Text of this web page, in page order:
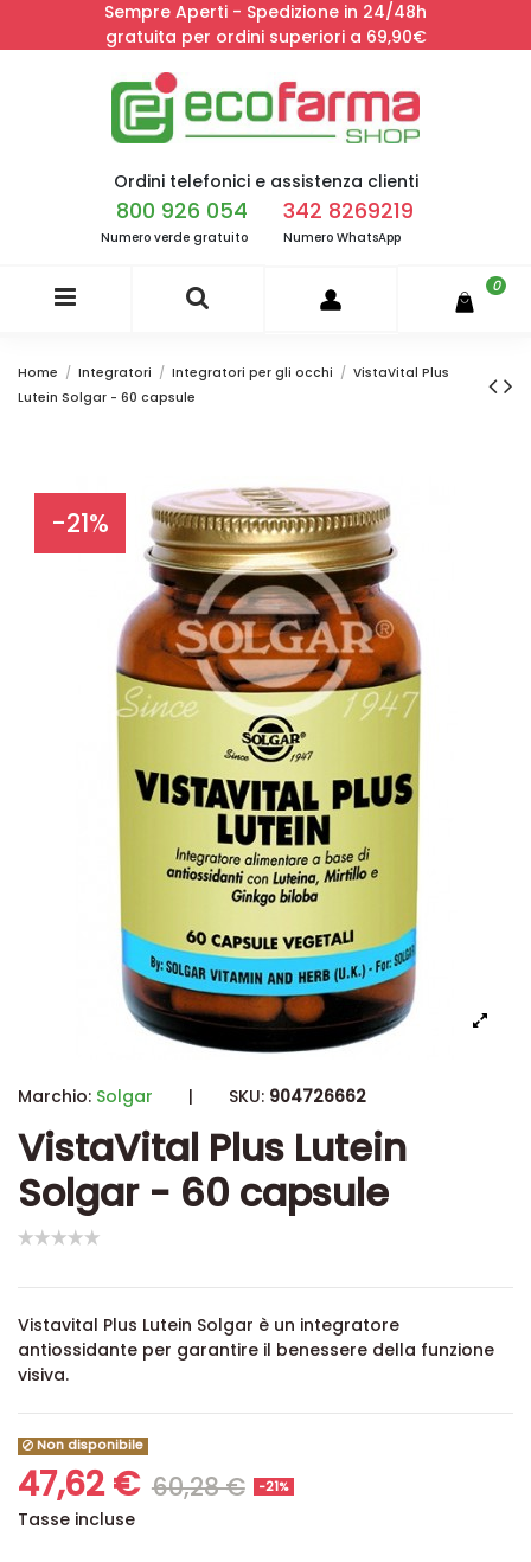
Sempre Aperti - Spedizione in 24/48h
gratuita per ordini superiori a 69,90€
Ordini telefonici e assistenza clienti
800 926 054
Numero verde gratuito
342 8269219
Numero WhatsApp
0
Home Integratori Integratori per gli occhi
VistaVital Plus
Lutein Solgar - 60 capsule
-21%
Marchio: Solgar | SKU: 904726662
VistaVital Plus Lutein
Solgar - 60 capsule
Vistavital Plus Lutein Solgar è un integratore
antiossidante per garantire il benessere della funzione
visiva.
Non disponibile
47,62 € 60,28 € -21%
Tasse incluse